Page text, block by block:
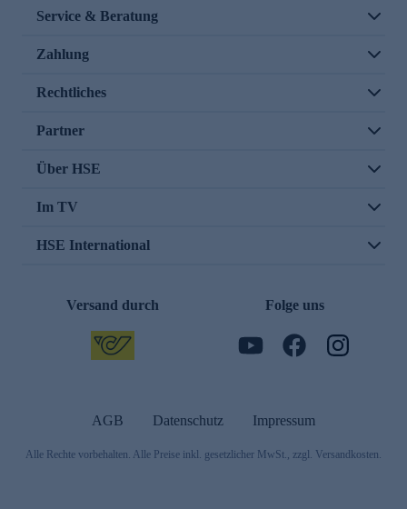
Service & Beratung
Zahlung
Rechtliches
Partner
Über HSE
Im TV
HSE International
Versand durch Folge uns
AGB Datenschutz Impressum
Alle Rechte vorbehalten. Alle Preise inkl. gesetzlicher MwSt., zzgl. Versandkosten.